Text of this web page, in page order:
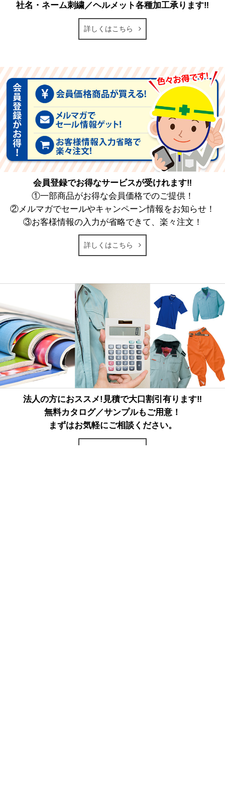
社名・ネーム刺繍／ヘルメット各種加工承ります‼
詳しくはこちら
会員登録でお得なサービスが受けれます‼
①一部商品がお得な会員価格でのご提供！
②メルマガでセールやキャンペーン情報をお知らせ！
③お客様情報の入力が省略できて、楽々注文！
詳しくはこちら
法人の方におススメ!見積で大口割引有ります‼
無料カタログ／サンプルもご用意！
まずはお気軽にご相談ください。